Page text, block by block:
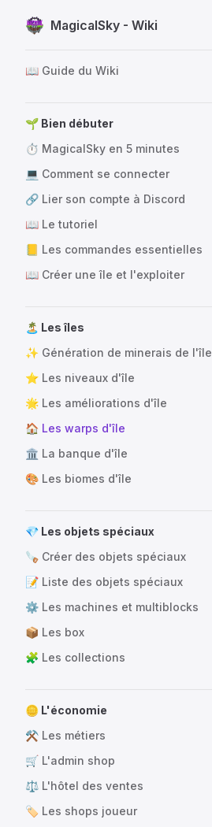
Passer au contenu
MagicalSky - Wiki
📖 Guide du Wiki
🌱 Bien débuter
⏱️ MagicalSky en 5 minutes
💻 Comment se connecter
🔗 Lier son compte à Discord
📖 Le tutoriel
📒 Les commandes essentielles
📖 Créer une île et l'exploiter
🏝️ Les îles
✨ Génération de minerais de l'île
⭐ Les niveaux d'île
🌟 Les améliorations d'île
🏠 Les warps d'île
🏛️ La banque d'île
🎨 Les biomes d'île
💎 Les objets spéciaux
🪚 Créer des objets spéciaux
📝 Liste des objets spéciaux
⚙️ Les machines et multiblocks
📦 Les box
🧩 Les collections
🪙 L'économie
⚒️ Les métiers
🛒 L'admin shop
⚖️ L'hôtel des ventes
🏷️ Les shops joueur